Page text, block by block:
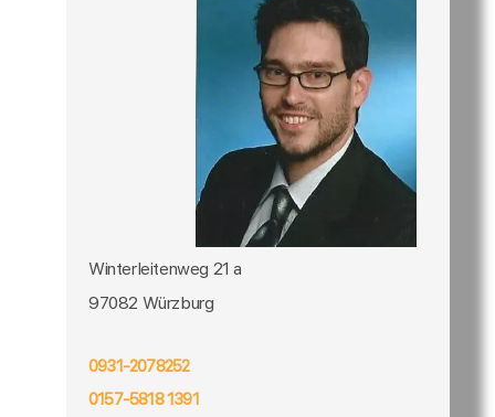
Winterleitenweg 21 a
97082 Würzburg
0931-2078252
0157-5818 1391